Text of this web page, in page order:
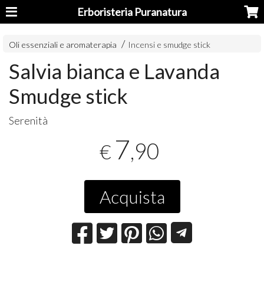
Erboristeria Puranatura
Oli essenziali e aromaterapia Incensi e smudge stick
Salvia bianca e Lavanda
Smudge stick
Serenità
€ 7,90
Acquista